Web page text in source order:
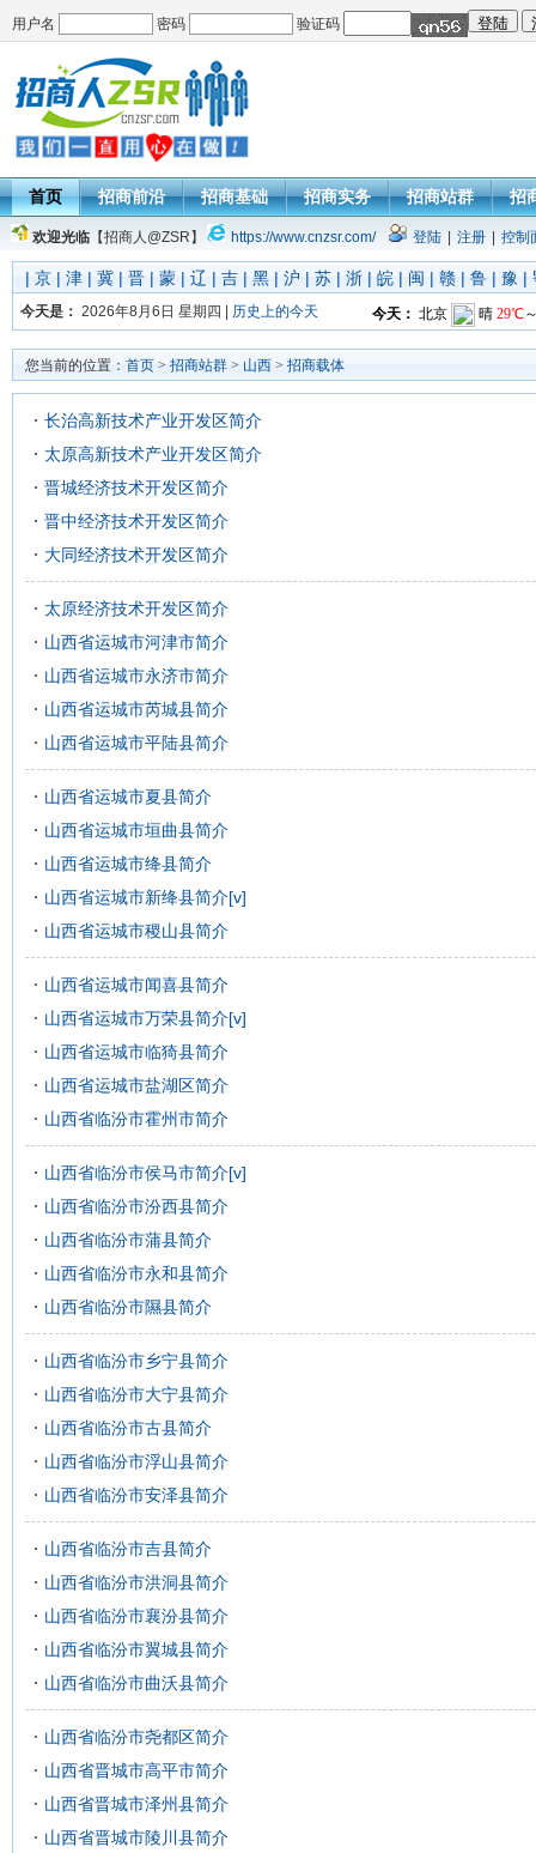
用户名 密码 验证码
首页 招商前沿 招商基础 招商实务 招商站群 招
欢迎光临 【招商人@ZSR】 https://www.cnzsr.com/ 登陆 注册 控制
| 京 | 津 | 冀 | 晋 | 蒙 | 辽 | 吉 | 黑 | 沪 | 苏 | 浙 | 皖 | 闽 | 赣 | 鲁 | 豫 |
今天是： 2026年8月6日 星期四 | 历史上的今天
您当前的位置： 首页 > 招商站群 > 山西 > 招商载体
长治高新技术产业开发区简介
太原高新技术产业开发区简介
晋城经济技术开发区简介
晋中经济技术开发区简介
大同经济技术开发区简介
太原经济技术开发区简介
山西省运城市河津市简介
山西省运城市永济市简介
山西省运城市芮城县简介
山西省运城市平陆县简介
山西省运城市夏县简介
山西省运城市垣曲县简介
山西省运城市绛县简介
山西省运城市新绛县简介[v]
山西省运城市稷山县简介
山西省运城市闻喜县简介
山西省运城市万荣县简介[v]
山西省运城市临猗县简介
山西省运城市盐湖区简介
山西省临汾市霍州市简介
山西省临汾市侯马市简介[v]
山西省临汾市汾西县简介
山西省临汾市蒲县简介
山西省临汾市永和县简介
山西省临汾市隰县简介
山西省临汾市乡宁县简介
山西省临汾市大宁县简介
山西省临汾市古县简介
山西省临汾市浮山县简介
山西省临汾市安泽县简介
山西省临汾市吉县简介
山西省临汾市洪洞县简介
山西省临汾市襄汾县简介
山西省临汾市翼城县简介
山西省临汾市曲沃县简介
山西省临汾市尧都区简介
山西省晋城市高平市简介
山西省晋城市泽州县简介
山西省晋城市陵川县简介